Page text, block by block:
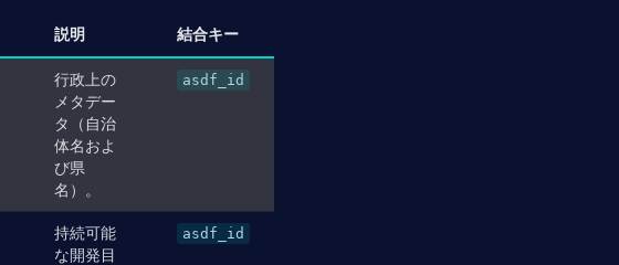
説明 結合キー
行政上の
メタデー
タ（自治
体名およ
び県
名）。
asdf_id
持続可能
な開発目
asdf_id